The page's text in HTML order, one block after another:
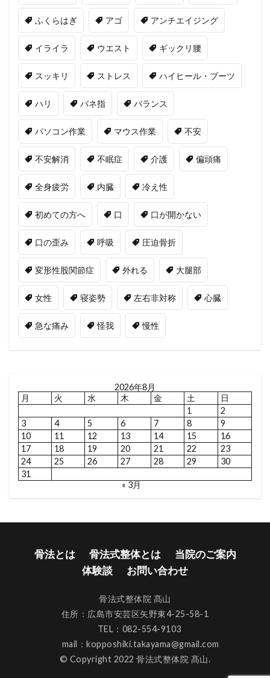
ふくらはぎ アゴ アンチエイジング
イライラ ウエスト ギックリ腰
スッキリ ストレス ハイヒール・ブーツ
ハリ バネ指 バランス
パソコン作業 マウス作業 不安
不安解消 不眠症 介護 偏頭痛
全身疲労 内臓 冷え性
初めての方へ 口 口が開かない
口の歪み 呼吸 圧迫骨折
変形性股関節症 外れる 大腿部
女性 寝姿勢 左右非対称 心臓
急な痛み 怪我 慢性
2026年8月
月
火 水 木 金 土
日
1
2
3
4 5 6 7 8
9
10
11 12 13 14 15
16
17
18 19 20 21 22
23
24
25 26 27 28 29
30
31
« 3月
骨法とは 骨法式整体とは
当院のご案内
体験談
お問い合わせ
骨法式整体院 髙山
住所：広島市安芸区矢野東4-25-58-1
TEL：082-554-9103
mail：kopposhiki.takayama@gmail.com
© Copyright 2022 骨法式整体院 髙山.